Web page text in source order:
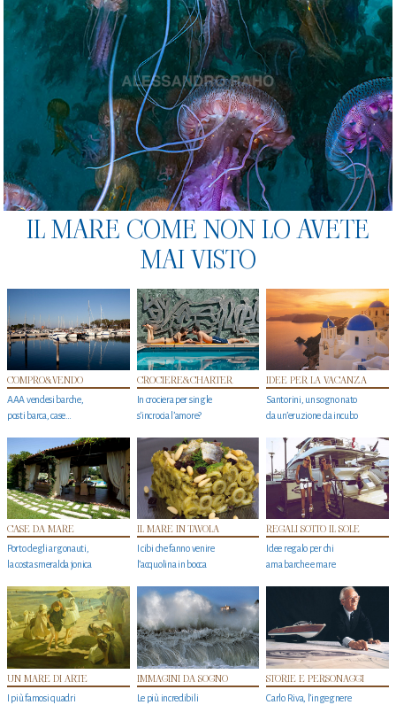
IL MARE COME NON LO AVETE
MAI VISTO
COMPRO&VENDO
AAA vendesi barche,
posti barca, case…
CROCIERE&CHARTER
In crociera per single
s'incrocia l’amore?
IDEE PER LA VACANZA
Santorini, un sogno nato
da un’eruzione da incubo
CASE DA MARE
Porto degli argonauti,
la costa smeralda jonica
IL MARE IN TAVOLA
I cibi che fanno venire
l’acquolina in bocca
REGALI SOTTO IL SOLE
Idee regalo per chi
ama barche e mare
UN MARE DI ARTE
I più famosi quadri
IMMAGINI DA SOGNO
Le più incredibili
STORIE E PERSONAGGI
Carlo Riva, l’ingegnere